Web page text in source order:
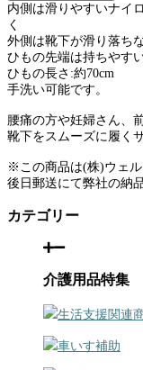
内側は滑りやすいナイ
く
外側は靴下が滑り落ち
ひもの先端は持ちやす
ひもの長さ:約70cm
手洗い可能です。
腰痛の方や妊婦さん、
靴下をスムーズに履く
※この商品は(株)ウェル
後日郵送にて弊社の納
カテゴリー
介護用品特集
生活支援関連
車いす補助